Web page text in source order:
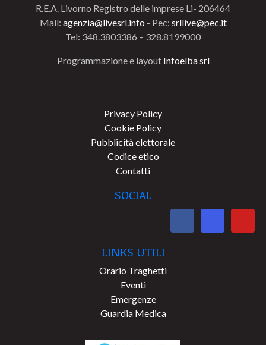
R.E.A. Livorno Registro delle imprese Li- 206464
Mail: agenzia@livesrl.info - Pec: srllive@pec.it
Tel: 348.3803386 – 328.8199000
Programmazione e layout Infoelba srl
Privacy Policy
Cookie Policy
Pubblicità elettorale
Codice etico
Contatti
SOCIAL
LINKS UTILI
Orario Traghetti
Eventi
Emergenze
Guardia Medica